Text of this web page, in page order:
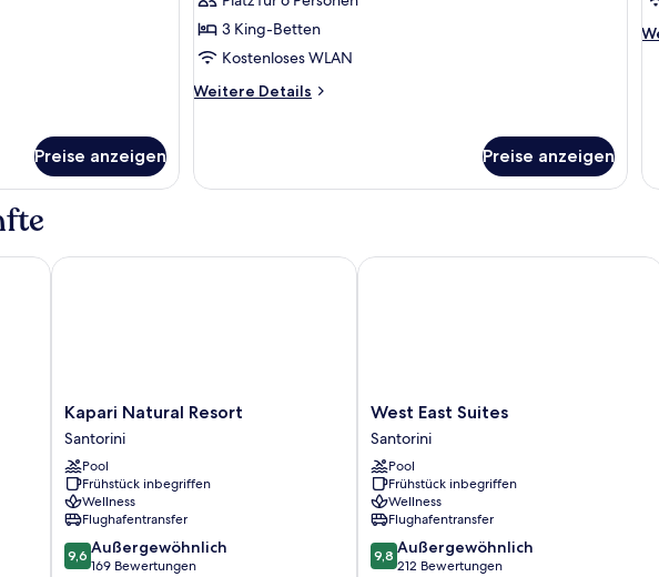
Preise anzeigen
3 King-Betten
Kostenloses WLAN
Weitere Details
Weitere
Preise anzeigen
Kapari
Natural
Resort
Santorini
Kapari Natural Resort
Santorini
Pool
Frühstück inbegriffen
Wellness
Flughafentransfer
9.6
von
9,6 Außergewöhnlich
169 Bewertungen
Kapari Natural Resort
West
East
Suites
Santorini
West East Suites
Santorini
Pool
Frühstück inbegriffen
Wellness
Flughafentransfer
9.8
von
9,8 Außergewöhnlich
212 Bewertungen
West East Suites